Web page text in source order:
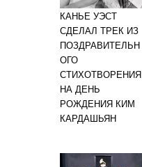
КАНЬЕ УЭСТ
СДЕЛАЛ ТРЕК ИЗ
ПОЗДРАВИТЕЛЬН
ОГО
СТИХОТВОРЕНИЯ
НА ДЕНЬ
РОЖДЕНИЯ КИМ
КАРДАШЬЯН